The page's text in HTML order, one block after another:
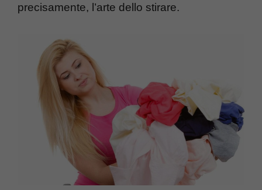
precisamente, l’arte dello stirare.